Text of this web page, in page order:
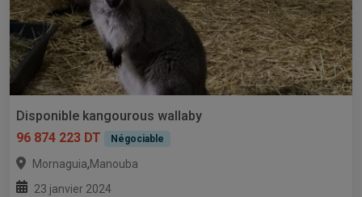
Disponible kangourous wallaby
96 874 223 DT
Négociable
Mornaguia,Manouba
23 janvier 2024